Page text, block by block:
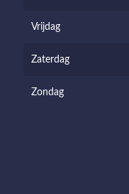
Vrijdag
Zaterdag
Zondag